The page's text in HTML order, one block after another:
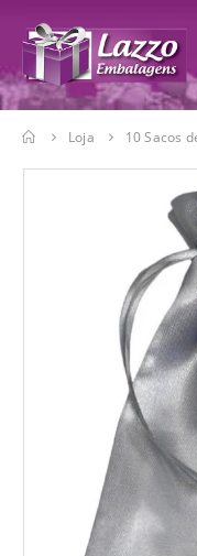
Loja 10 Sacos